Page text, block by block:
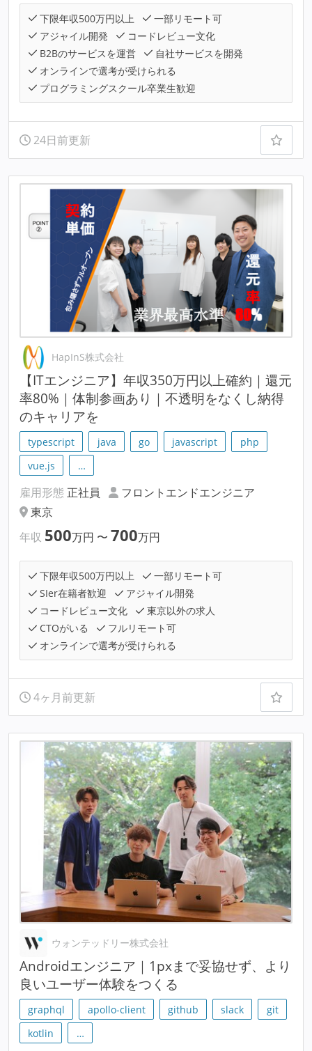
下限年収500万円以上
一部リモート可
アジャイル開発
コードレビュー文化
B2Bのサービスを運営
自社サービスを開発
オンラインで選考が受けられる
プログラミングスクール卒業生歓迎
24日前更新
HapInS株式会社
【ITエンジニア】年収350万円以上確約｜還元
率80%｜体制参画あり｜不透明をなくし納得
のキャリアを
typescript java go javascript
php
vue.js
…
雇用形態 正社員
フロントエンドエンジニア
東京
年収 500万円 〜 700万円
下限年収500万円以上
一部リモート可
SIer在籍者歓迎
アジャイル開発
コードレビュー文化
東京以外の求人
CTOがいる
フルリモート可
オンラインで選考が受けられる
4ヶ月前更新
ウォンテッドリー株式会社
Androidエンジニア｜1pxまで妥協せず、より
良いユーザー体験をつくる
graphql apollo-client github slack
git
kotlin
…